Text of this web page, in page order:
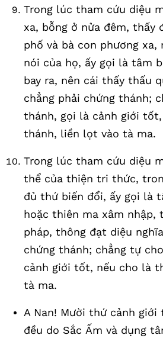
Trong lúc tham cứu diệu
xa, bỗng ở nửa đêm, thấy
phố và bà con phương xa,
nói của họ, ấy gọi là tâm
bay ra, nên cái thấy thấu
chẳng phải chứng thánh;
thánh, gọi là cảnh giới
thánh, liền lọt vào tà ma.
Trong lúc tham cứu diệu
thể của thiện tri thức,
đủ thứ biến đổi, ấy gọi là
hoặc thiên ma xâm
pháp, thông đạt diệu
chứng thánh; chẳng tự
cảnh giới tốt, nếu cho là
tà ma.
A Nan! Mười thứ cảnh
đều do Sắc Ấm và dụng